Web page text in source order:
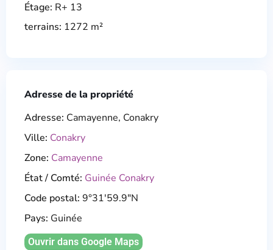
Étage: R+ 13
terrains: 1272 m²
Adresse de la propriété
Adresse: Camayenne, Conakry
Ville: Conakry
Zone: Camayenne
État / Comté: Guinée Conakry
Code postal: 9°31'59.9"N
Pays: Guinée
Ouvrir dans Google Maps